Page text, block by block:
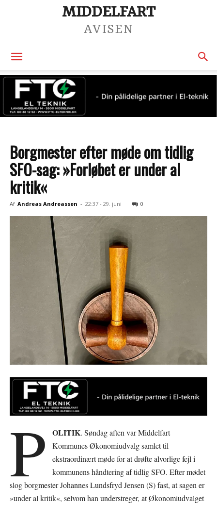
MIDDELFART
AVISEN
Borgmester efter møde om tidlig
SFO-sag: »Forløbet er under al
kritik«
Af Andreas Andreassen - 22:37 - 29. juni 0
P OLITIK. Søndag aften var Middelfart
Kommunes Økonomiudvalg samlet til
ekstraordinært møde for at drøfte alvorlige fejl i
kommunens håndtering af tidlig SFO. Efter mødet
slog borgmester Johannes Lundsfryd Jensen (S) fast, at sagen er
»under al kritik«, selvom han understreger, at Økonomiudvalget